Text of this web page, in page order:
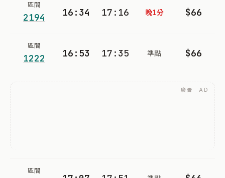
區間
2194 16:34 17:16 晚1分 $66
區間
1222 16:53 17:35 準點 $66
廣告 · AD
區間